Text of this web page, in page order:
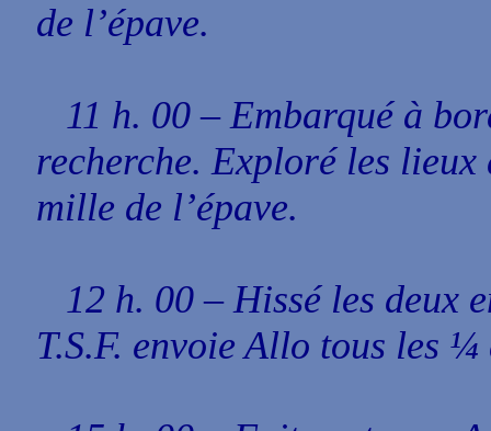
de l’épave.
11 h. 00 – Embarqué à
recherche. Exploré les
mille de l’épave.
12 h. 00 – Hissé les deux
T.S.F. envoie Allo tous les ¼